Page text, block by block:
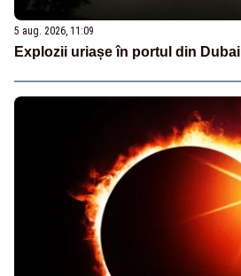
5 aug. 2026, 11:09
Explozii uriașe în portul din Dubai